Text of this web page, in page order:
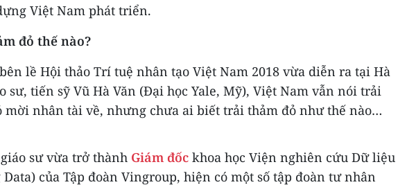
Việt Nam phát triển.
đỏ thế nào?
lề Hội thảo Trí tuệ nhân tạo Việt Nam 2018 vừa diễn ra tại Hà
sư, tiến sỹ Vũ Hà Văn (Đại học Yale, Mỹ), Việt Nam vẫn nói trải
mời nhân tài về, nhưng chưa ai biết trải thảm đỏ như thế nào…
sư vừa trở thành Giám đốc khoa học Viện nghiên cứu Dữ liệu
của Tập đoàn Vingroup, hiện có một số tập đoàn tư nhân